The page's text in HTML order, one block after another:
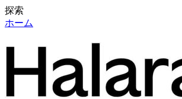
探索
ホーム